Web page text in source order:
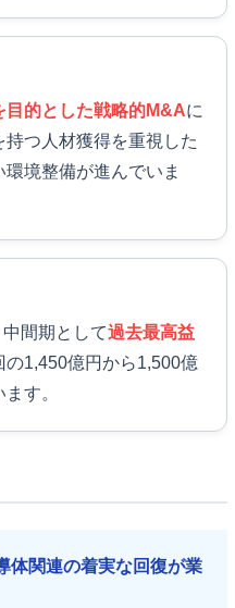
目的とした戦略的M&Aに
つ人材獲得を重視した
境整備が進んでいま
間期として過去最高益
の1,450億円から1,500億
す。
体関連の着実な回復が業